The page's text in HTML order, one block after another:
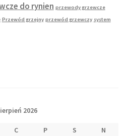
do rynien przewody grzewcze
Przewód grzejny przewód grzewczy system
2026
C P S
N